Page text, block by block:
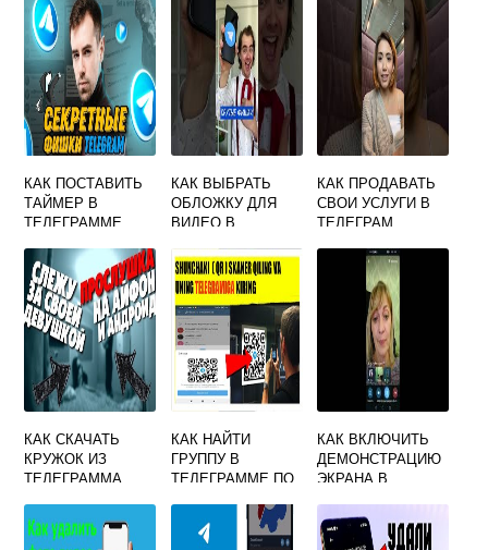
КАК ПОСТАВИТЬ
ТАЙМЕР В
ТЕЛЕГРАММЕ
КАК ВЫБРАТЬ
ОБЛОЖКУ ДЛЯ
ВИДЕО В
КАК ПРОДАВАТЬ
СВОИ УСЛУГИ В
ТЕЛЕГРАМ
КАК СКАЧАТЬ
КРУЖОК ИЗ
ТЕЛЕГРАММА
КАК НАЙТИ
ГРУППУ В
ТЕЛЕГРАММЕ ПО
КАК ВКЛЮЧИТЬ
ДЕМОНСТРАЦИЮ
ЭКРАНА В